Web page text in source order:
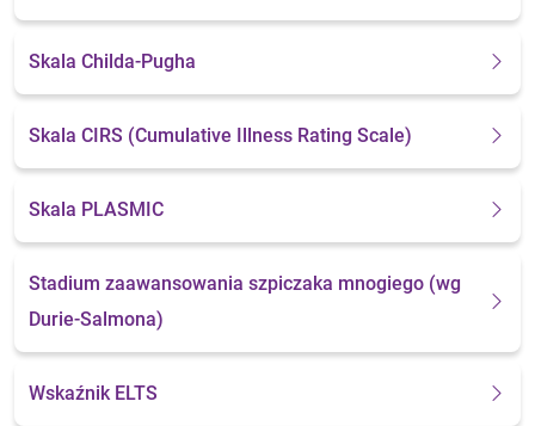
Skala Childa-Pugha
Skala CIRS (Cumulative Illness Rating Scale)
Skala PLASMIC
Stadium zaawansowania szpiczaka mnogiego (wg
Durie-Salmona)
Wskaźnik ELTS